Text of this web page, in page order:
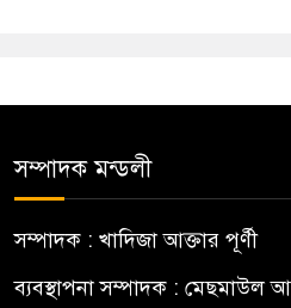
সম্পাদক মন্ডলী
সম্পাদক : খাদিজা আক্তার পূর্ণী
ব্যবস্থাপনা সম্পাদক : মেছমাউল